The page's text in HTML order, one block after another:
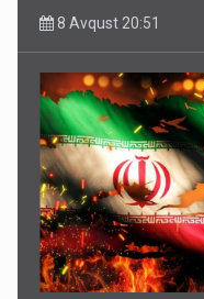
8 Avqust 20:51